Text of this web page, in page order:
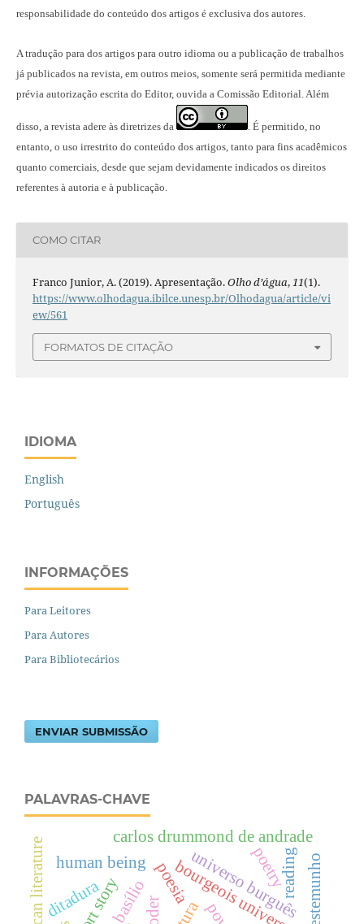
responsabilidade do conteúdo dos artigos é exclusiva dos autores.
A tradução para dos artigos para outro idioma ou a publicação de trabalhos
já publicados na revista , em outros meios, somente será permitida mediante
prévia autorização escrita do Editor, ouvida a Comissão Editorial. Além
disso, a revista adere às diretrizes da
É permitido, no
entanto, o uso irrestrito do conteúdo dos artigos, tanto para fins acadêmicos
quanto comerciais, desde que sejam devidamente indicados os direitos
referentes à autoria e à publicação.
COMO CITAR
Franco Junior, A. (2019). Apresentação.Olho d’água, 11(1).
https://www.olhodagua.ibilce.unesp.br/Olhodagua/article/vi
ew/561
FORMATOS DE CITAÇÃO
IDIOMA
English
Português
INFORMAÇÕES
Para Leitores
Para Autores
Para Bibliotecários
ENVIAR SUBMISSÃO
PALAVRAS-CHAVE
poder universo burguês
bourgeois universe
reading
carlos drummond de andrade
poesia
human being poetry
ditadura